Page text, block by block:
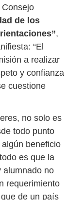
de los
,
“El
a realizar
y confianza
cuestione
no solo es
todo punto
beneficio
es que la
alumnado no
requerimiento
de un país